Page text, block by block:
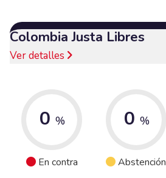
Colombia Justa Libres
Ver detalles
0 %
En contra
0 %
Abstención